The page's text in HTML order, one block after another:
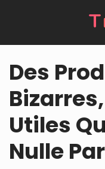
Des
Utiles
Nulle